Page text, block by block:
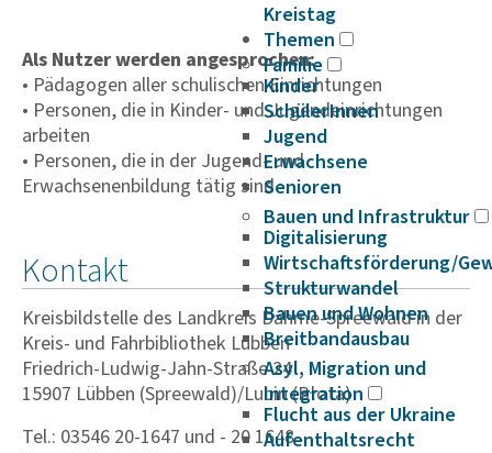
Kreistag
Themen
Familie
Kinder
SchülerInnen
Jugend
Erwachsene
Senioren
Bauen und Infrastruktur
Digitalisierung
Wirtschaftsförderung/
Strukturwandel
Bauen und Wohnen
Breitbandausbau
Asyl, Migration und
Integration
Flucht aus der Ukraine
Aufenthaltsrecht
Als Nutzer werden angesprochen:
• Pädagogen aller schulischen Einrichtungen
• Personen, die in Kinder- und Jugendeinrichtungen
arbeiten
• Personen, die in der Jugend- und
Erwachsenenbildung tätig sind
Kontakt
Kreisbildstelle des Landkreis Dahme-Spreewald in der
Kreis- und Fahrbibliothek Lübben
Friedrich-Ludwig-Jahn-Straße 24
15907 Lübben (Spreewald)/Lubin (Błota)
Tel.: 03546 20-1647 und - 20 1648